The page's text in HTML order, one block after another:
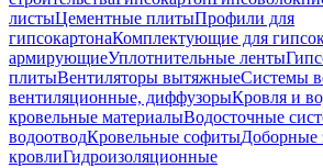
листыЦементные плитыПрофили для
гипсокартонаКомплектующие для
армирующиеУплотнительные ленты
плитыВентиляторы вытяжныеСистемы
вентиляционные, диффузорыКровля и
кровельные материалыВодосточные
водоотводКровельные софитыДоборные
кровлиГидроизоляционные